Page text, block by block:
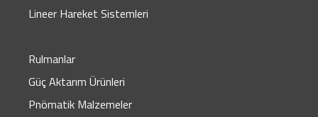
Lineer Hareket Sistemleri
Rulmanlar
Güç Aktarım Ürünleri
Pnömatik Malzemeler